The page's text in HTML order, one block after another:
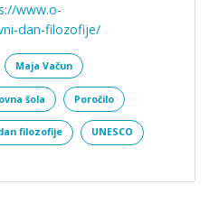
www.o-
dan-filozofije/
Maja Vačun
šola Poročilo
filozofije UNESCO